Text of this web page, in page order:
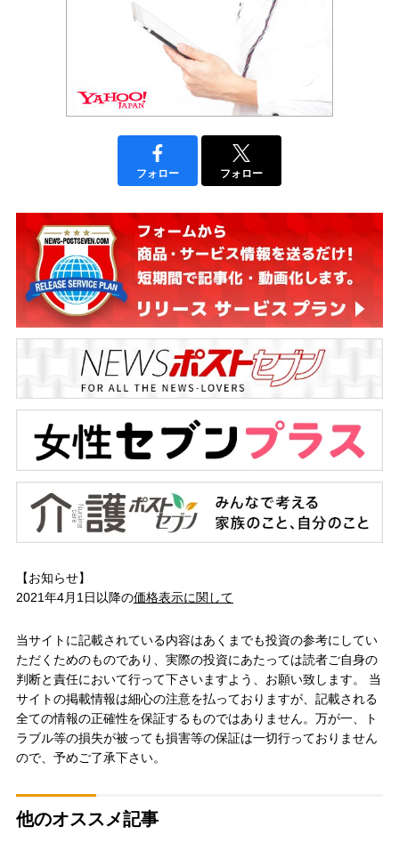
フォロー フォロー
【お知らせ】
2021年4月1日以降の価格表示に関して
当サイトに記載されている内容はあくまでも投資の参考にしてい
ただくためのものであり、実際の投資にあたっては読者ご自身の
判断と責任において行って下さいますよう、お願い致します。 当
サイトの掲載情報は細心の注意を払っておりますが、記載される
全ての情報の正確性を保証するものではありません。万が一、ト
ラブル等の損失が被っても損害等の保証は一切行っておりません
ので、予めご了承下さい。
他のオススメ記事